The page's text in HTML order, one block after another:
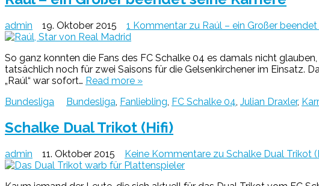
admin 19. Oktober 2015 1 Kommentar zu Raúl – ein Großer
So ganz konnten die Fans des FC Schalke 04 es damals nicht
tatsächlich noch für zwei Saisons für die Gelsenkirchener im Einsatz.
„Raúl“ war sofort… Read more »
Bundesliga
Bundesliga Fanliebling FC Schalke 04 Julian Draxler,
Schalke Dual Trikot (Hifi)
admin 11. Oktober 2015 Keine Kommentare zu Schalke Dual Trikot